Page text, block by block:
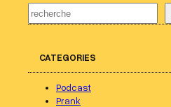
R
e
CATEGORIES
Podcast
Prank